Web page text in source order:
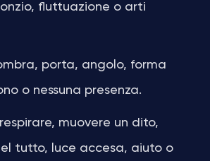
fluttuazione o arti
porta, angolo, forma
o nessuna presenza.
respirare, muovere un dito,
tutto, luce accesa, aiuto o